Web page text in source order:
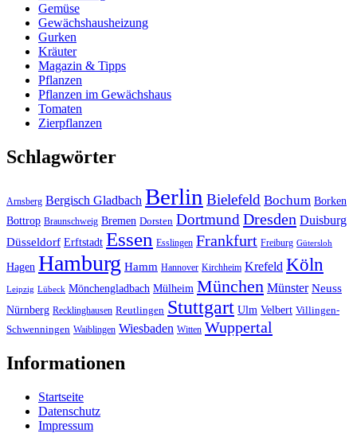
Gemüse
Gewächshausheizung
Gurken
Kräuter
Magazin & Tipps
Pflanzen
Pflanzen im Gewächshaus
Tomaten
Zierpflanzen
Schlagwörter
Arnsberg Bergisch Gladbach Berlin Bielefeld Bochum Borken
Bottrop Braunschweig Bremen Dorsten Dortmund Dresden Duisburg
Düsseldorf Erftstadt Essen Esslingen Frankfurt Freiburg Gütersloh
Hagen Hamburg Hamm Hannover Kirchheim Krefeld Köln
Leipzig Lübeck Mönchengladbach Mülheim München Münster Neuss
Nürnberg Recklinghausen Reutlingen Stuttgart Ulm Velbert Villingen-
Schwenningen Waiblingen Wiesbaden Witten Wuppertal
Informationen
Startseite
Datenschutz
Impressum